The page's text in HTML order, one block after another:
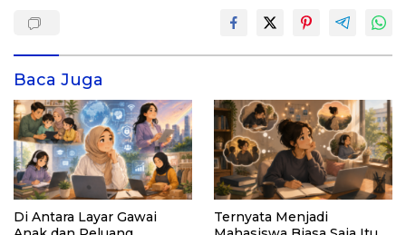
Baca Juga
Di Antara Layar Gawai
Ternyata Menjadi